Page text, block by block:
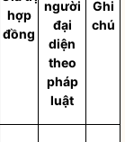
hợp
đồng
người
đại
diện
theo
pháp
luật
Ghi
chú